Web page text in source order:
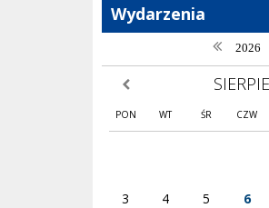
Wydarzenia
2026
poprzedni miesiąc
PON WT ŚR CZW
3 4 5 6